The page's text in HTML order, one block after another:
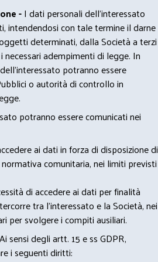
-I dati personali dell’interessato
intendendosi con tale termine il darne
determinati, dalla Società a terzi
adempimenti di legge. In
potranno essere
o autorità di controllo in
potranno essere comunicati nei
ai dati in forza di disposizione di
comunitaria, nei limiti previsti
di accedere ai dati per finalità
tra l’interessato e la Società, nei
per svolgere i compiti ausiliari.
Ai sensi degli artt. 15 e ss GDPR,
i seguenti diritti: